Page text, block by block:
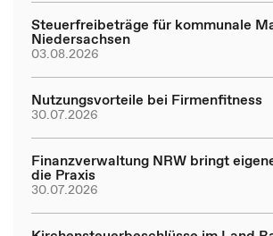
Steuerfreibeträge für kommunale
Niedersachsen
03.08.2026
Nutzungsvorteile bei Firmenfitness
30.07.2026
Finanzverwaltung NRW bringt
die Praxis
30.07.2026